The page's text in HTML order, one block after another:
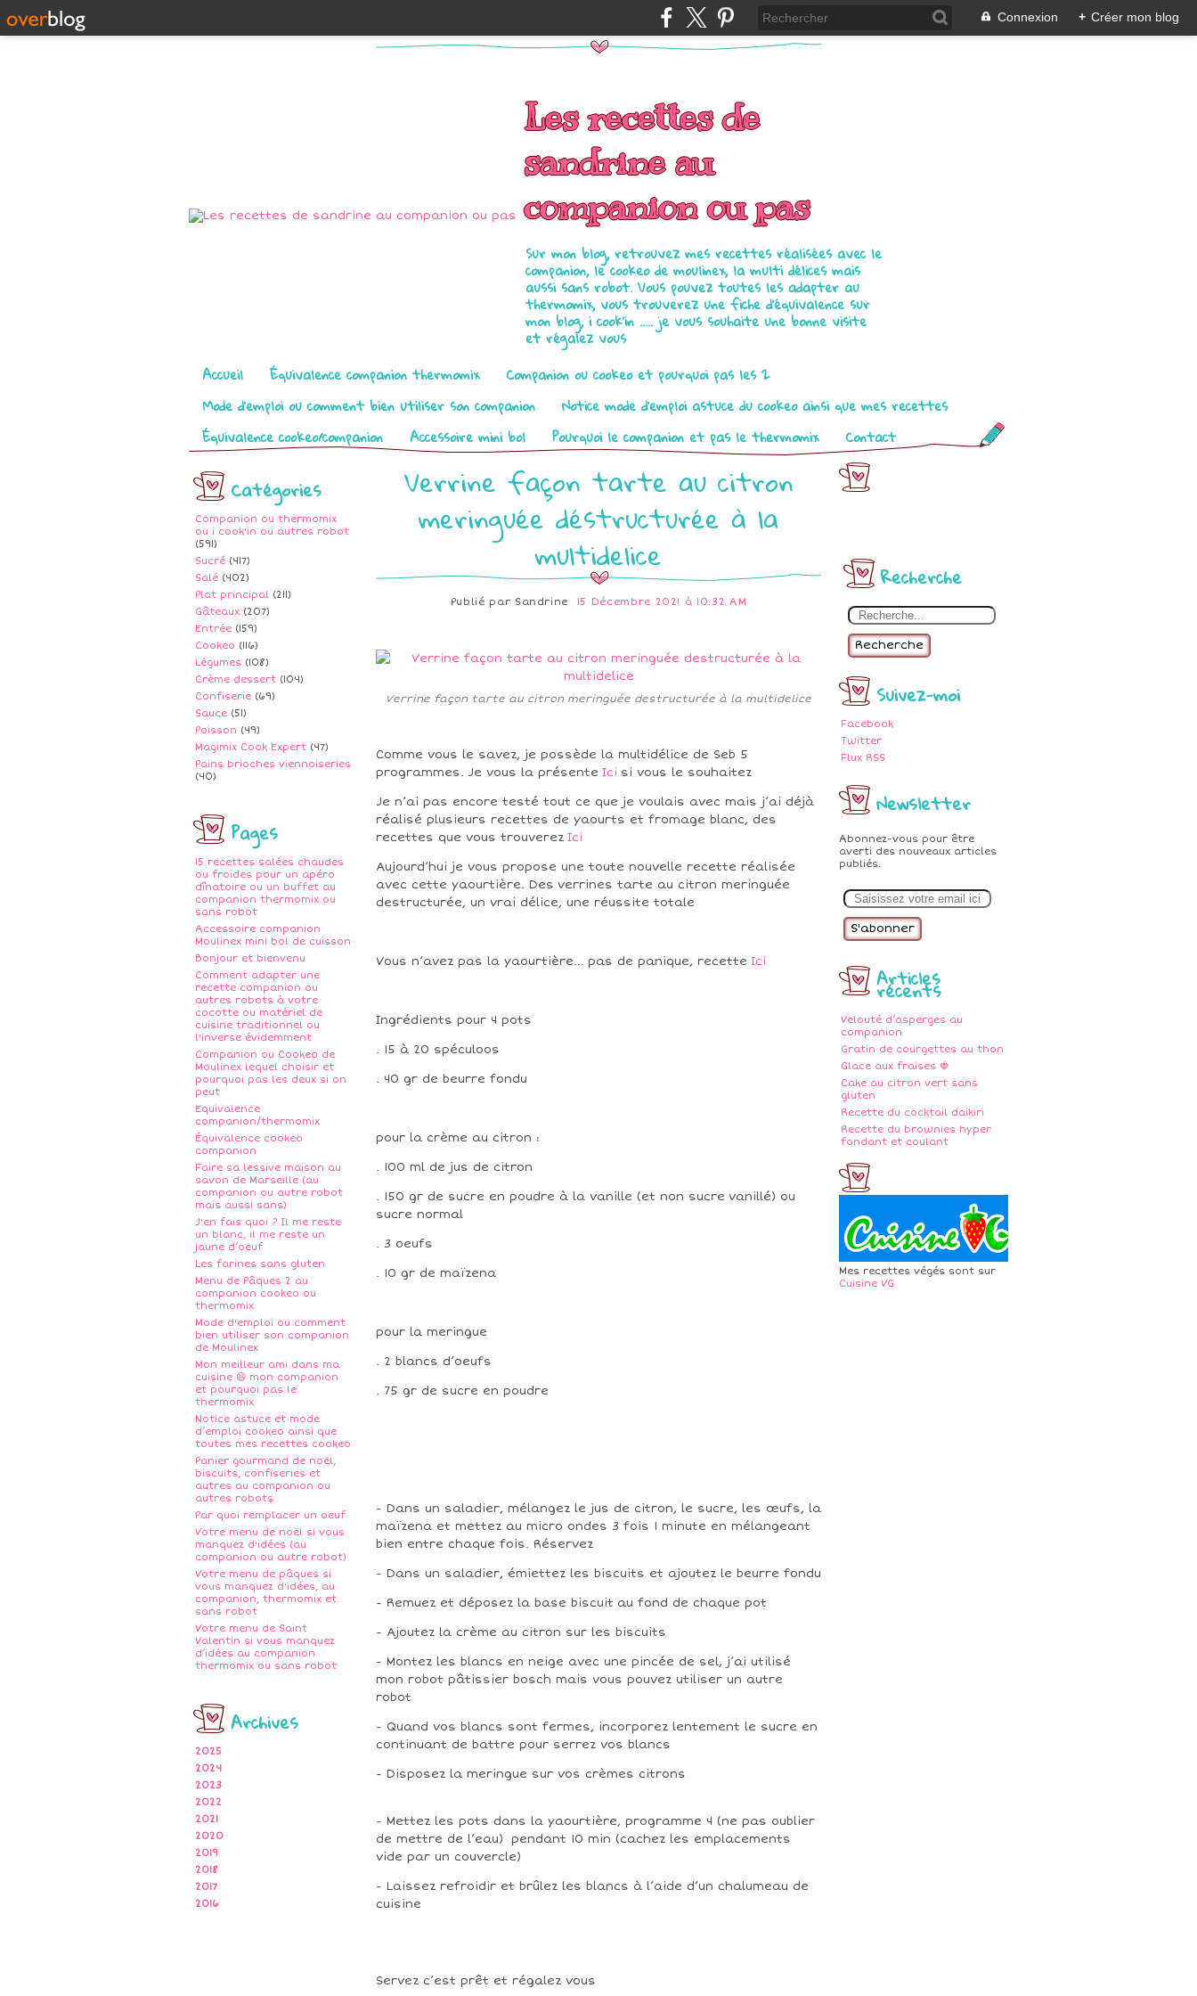
Connexion + Créer mon blog
Les recettes de
sandrine au
companion ou pas
Sur mon blog, retrouvez mes recettes réalisées avec le
companion, le cookeo de moulinex, la multi délices mais
aussi sans robot. Vous pouvez toutes les adapter au
thermomix, vous trouverez une fiche d'équivalence sur
mon blog, i cook'in ..... je vous souhaite une bonne visite
et régalez vous
Pages
Accueil Équivalence companion thermomix
Companion ou cookeo et pourquoi pas les 2
Mode d’emploi ou comment bien utiliser son companion
Notice mode d’emploi astuce du cookeo ainsi que mes recettes
Équivalence cookeo/companion
Accessoire mini bol Pourquoi le companion et pas le thermomix Contact
Catégories
Companion ou thermomix
ou i cook'in ou autres robot
(591)
Sucré (417)
Salé (402)
Plat principal (211)
Gâteaux (207)
Entrée (159)
Cookeo (116)
Légumes (108)
Crème dessert (104)
Confiserie (69)
Sauce (51)
Poisson (49)
Magimix Cook Expert (47)
Pains brioches viennoiseries
(40)
Pages
15 recettes salées chaudes
ou froides pour un apéro
dînatoire ou un buffet au
companion thermomix ou
sans robot
Accessoire companion
Moulinex mini bol de cuisson
Bonjour et bienvenu
Comment adapter une
recette companion ou
autres robots à votre
cocotte ou matériel de
cuisine traditionnel ou
l'inverse évidemment
Companion ou Cookeo de
Moulinex lequel choisir et
pourquoi pas les deux si on
peut
Equivalence
companion/thermomix
Équivalence cookeo
companion
Faire sa lessive maison au
savon de Marseille (au
companion ou autre robot
mais aussi sans)
J'en fais quoi ? Il me reste
un blanc, il me reste un
jaune d’oeuf
Les farines sans gluten
Menu de Pâques 2 au
companion cookeo ou
thermomix
Mode d'emploi ou comment
bien utiliser son companion
de Moulinex
Mon meilleur ami dans ma
cuisine 😆 mon companion
et pourquoi pas le
thermomix
Notice astuce et mode
d’emploi cookeo ainsi que
toutes mes recettes cookeo
Panier gourmand de noël,
biscuits, confiseries et
autres au companion ou
autres robots
Par quoi remplacer un oeuf
Votre menu de noël si vous
manquez d'idées (au
companion ou autre robot)
Votre menu de pâques si
vous manquez d'idées, au
companion, thermomix et
sans robot
Votre menu de Saint
Valentin si vous manquez
d’idées au companion
thermomix ou sans robot
Archives
2025
2024
2023
2022
2021
2020
2019
2018
2017
2016
Recherche
Recherche
Suivez-moi
Facebook
Twitter
Flux RSS
Newsletter
Abonnez-vous pour être
averti des nouveaux articles
publiés.
m
Articles
récents
Velouté d’asperges au
companion
Gratin de courgettes au thon
Glace aux fraises 🍓
Cake au citron vert sans
gluten
Recette du cocktail daikiri
Recette du brownies hyper
fondant et coulant
Mes recettes végés sont sur
Cuisine VG
Verrine façon tarte au citron
meringuée déstructurée à la
multidelice
Publié par Sandrine 15 Décembre 2021 à 10:32 AM
Verrine façon tarte au citron meringuée destructurée à la multidelice
Comme vous le savez, je possède la multidélice de Seb 5
programmes. Je vous la présente Ici si vous le souhaitez
Je n’ai pas encore testé tout ce que je voulais avec mais j’ai déjà
réalisé plusieurs recettes de yaourts et fromage blanc, des
recettes que vous trouverez Ici
Aujourd’hui je vous propose une toute nouvelle recette réalisée
avec cette yaourtière. Des verrines tarte au citron meringuée
destructurée, un vrai délice, une réussite totale
Vous n’avez pas la yaourtière… pas de panique, recette Ici
Ingrédients pour 4 pots
. 15 à 20 spéculoos
. 40 gr de beurre fondu
pour la crème au citron :
. 100 ml de jus de citron
. 150 gr de sucre en poudre à la vanille (et non sucre vanillé) ou
sucre normal
. 3 oeufs
. 10 gr de maïzena
pour la meringue
. 2 blancs d’oeufs
. 75 gr de sucre en poudre
- Dans un saladier, mélangez le jus de citron, le sucre, les œufs, la
maïzena et mettez au micro ondes 3 fois 1 minute en mélangeant
bien entre chaque fois. Réservez
- Dans un saladier, émiettez les biscuits et ajoutez le beurre fondu
- Remuez et déposez la base biscuit au fond de chaque pot
- Ajoutez la crème au citron sur les biscuits
- Montez les blancs en neige avec une pincée de sel, j’ai utilisé
mon robot pâtissier bosch mais vous pouvez utiliser un autre
robot
- Quand vos blancs sont fermes, incorporez lentement le sucre en
continuant de battre pour serrez vos blancs
- Disposez la meringue sur vos crèmes citrons
- Mettez les pots dans la yaourtière, programme 4 (ne pas oublier
de mettre de l’eau) pendant 10 min (cachez les emplacements
vide par un couvercle)
- Laissez refroidir et brûlez les blancs à l’aide d’un chalumeau de
cuisine
Servez c’est prêt et régalez vous